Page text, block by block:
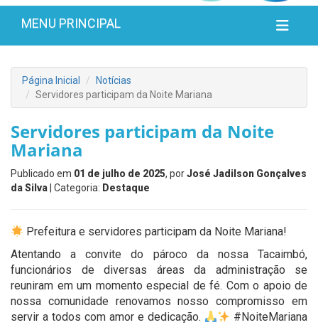
MENU PRINCIPAL
Página Inicial
Notícias
Servidores participam da Noite Mariana
Servidores participam da Noite
Mariana
Publicado em 01 de julho de 2025, porJosé Jadilson Gonçalves
da Silva | Categoria: Destaque
Prefeitura e servidores participam da Noite Mariana!
Atentando a convite do pároco da nossa Tacaimbó,
funcionários de diversas áreas da administração se
reuniram em um momento especial de fé. Com o apoio de
nossa comunidade renovamos nosso compromisso em
servir a todos com amor e dedicação.
#NoiteMariana